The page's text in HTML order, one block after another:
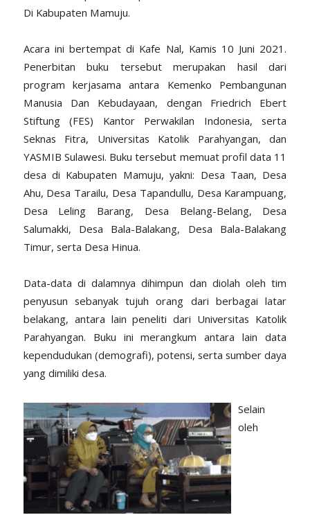
Di Kabupaten Mamuju.
Acara ini bertempat di Kafe Nal, Kamis 10 Juni 2021.
Penerbitan buku tersebut merupakan hasil dari
program kerjasama antara Kemenko Pembangunan
Manusia Dan Kebudayaan, dengan Friedrich Ebert
Stiftung (FES) Kantor Perwakilan Indonesia, serta
Seknas Fitra, Universitas Katolik Parahyangan, dan
YASMIB Sulawesi. Buku tersebut memuat profil data 11
desa di Kabupaten Mamuju, yakni: Desa Taan, Desa
Ahu, Desa Tarailu, Desa Tapandullu, Desa Karampuang,
Desa Leling Barang, Desa Belang-Belang, Desa
Salumakki, Desa Bala-Balakang, Desa Bala-Balakang
Timur, serta Desa Hinua.
Data-data di dalamnya dihimpun dan diolah oleh tim
penyusun sebanyak tujuh orang dari berbagai latar
belakang, antara lain peneliti dari Universitas Katolik
Parahyangan. Buku ini merangkum antara lain data
kependudukan (demografi), potensi, serta sumber daya
yang dimiliki desa.
Selain
oleh